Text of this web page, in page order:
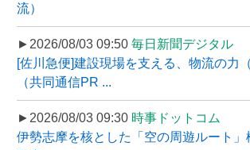
流）
►2026/08/03 09:50 毎日新聞デジタル
[佐川急便]建設現場を支える、物流の力
（共同通信PR ...
►2026/08/03 09:30 時事ドットコム
伊勢志摩を核とした「空の周遊ルート」